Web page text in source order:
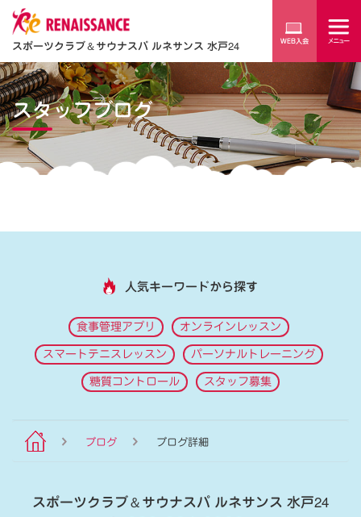
スポーツクラブ＆サウナスパ ルネサンス 水戸24
スタッフブログ
人気キーワードから探す
食事管理アプリ オンラインレッスン
スマートテニスレッスン パーソナルトレーニング
糖質コントロール スタッフ募集
ブログ ブログ詳細
スポーツクラブ＆サウナスパ ルネサンス 水戸24